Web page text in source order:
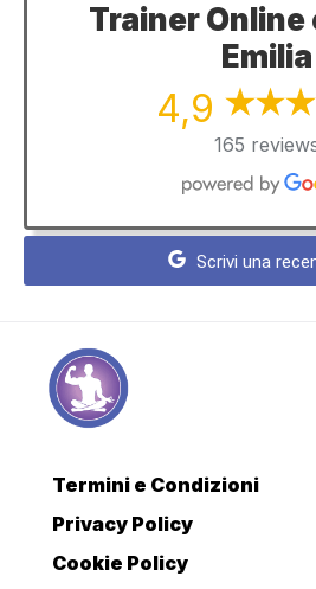
Trainer Online
Emilia
4,9
165
Scrivi una
Termini e Condizioni
Privacy Policy
Cookie Policy